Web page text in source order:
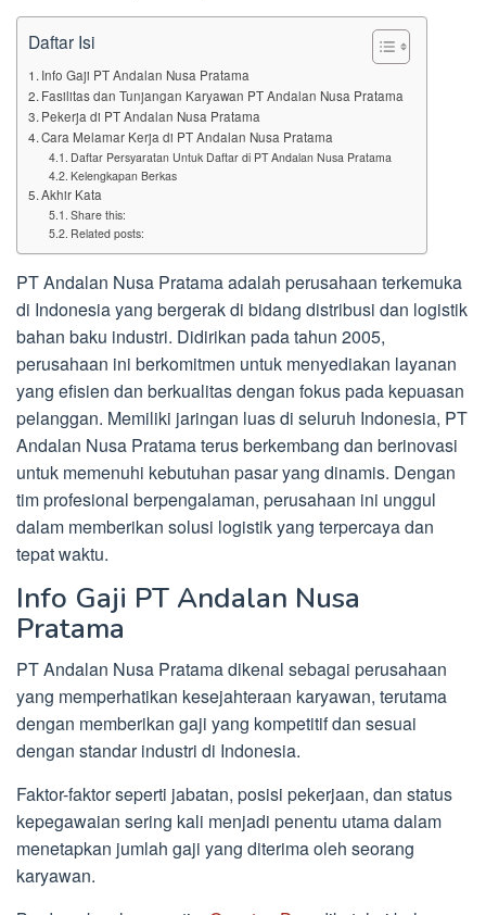
Daftar Isi
Info Gaji PT Andalan Nusa Pratama
Fasilitas dan Tunjangan Karyawan PT Andalan Nusa Pratama
Pekerja di PT Andalan Nusa Pratama
Cara Melamar Kerja di PT Andalan Nusa Pratama
Daftar Persyaratan Untuk Daftar di PT Andalan Nusa Pratama
Kelengkapan Berkas
Akhir Kata
Share this:
Related posts:
PT Andalan Nusa Pratama adalah perusahaan terkemuka
di Indonesia yang bergerak di bidang distribusi dan logistik
bahan baku industri. Didirikan pada tahun 2005,
perusahaan ini berkomitmen untuk menyediakan layanan
yang efisien dan berkualitas dengan fokus pada kepuasan
pelanggan. Memiliki jaringan luas di seluruh Indonesia, PT
Andalan Nusa Pratama terus berkembang dan berinovasi
untuk memenuhi kebutuhan pasar yang dinamis. Dengan
tim profesional berpengalaman, perusahaan ini unggul
dalam memberikan solusi logistik yang terpercaya dan
tepat waktu.
Info Gaji PT Andalan Nusa
Pratama
PT Andalan Nusa Pratama dikenal sebagai perusahaan
yang memperhatikan kesejahteraan karyawan, terutama
dengan memberikan gaji yang kompetitif dan sesuai
dengan standar industri di Indonesia.
Faktor-faktor seperti jabatan, posisi pekerjaan, dan status
kepegawaian sering kali menjadi penentu utama dalam
menetapkan jumlah gaji yang diterima oleh seorang
karyawan.